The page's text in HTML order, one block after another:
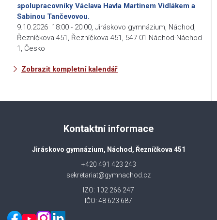
spolupracovníky Václava Havla Martinem Vidlákem a
Sabinou Tančevovou.
9.10.2026 18:00 - 20:00 Jiráskovo gymnázium, Náchod,
Řezníčkova 451, Řezníčkova 451, 547 01 Náchod-Náchod
1, Česko
Zobrazit kompletní kalendář
Kontaktní informace
Jiráskovo gymnázium, Náchod, Řezníčkova 451
+420 491 423 243
sekretariat@gymnachod.cz
IZO: 102 266 247
IČO: 48 623 687